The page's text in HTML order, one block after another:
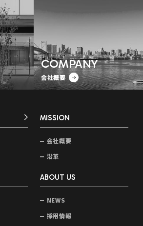
COMPANY
会社概要
MISSION
会社概要
沿革
ABOUT US
NEWS
採用情報